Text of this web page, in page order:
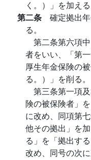
く。）」を加える
第二条 確定拠出
る。
第二条第六項
者をいい、「第
厚生年金保険の
る。）」を削る。
第三条第一項
険の被保険者」
に改め、同項第
他その拠出」を
る」を「拠出す
改め、同号の次